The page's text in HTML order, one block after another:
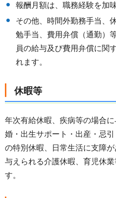
報酬月額は、職務経験を加
その他、時間外勤務手当、
勉手当、費用弁償（通勤）
員の給与及び費用弁償に関
れます。
休暇等
年次有給休暇、疾病等の場合
婚・出生サポート・出産・忌
の特別休暇、日常生活に支障
与えられる介護休暇、育児休
す。